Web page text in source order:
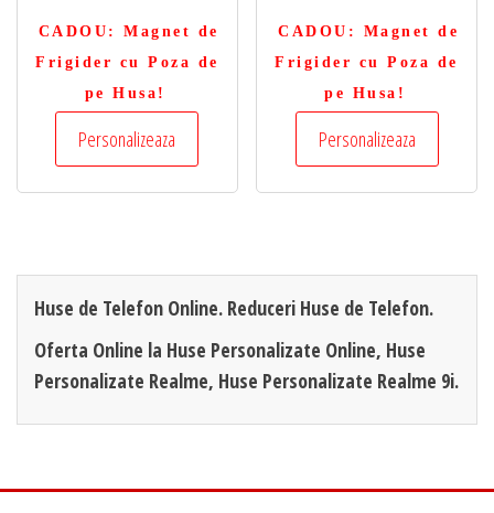
CADOU : Magnet de
Frigider cu Poza de
pe Husa!
Personalizeaza
CADOU : Magnet de
Frigider cu Poza de
pe Husa!
Personalizeaza
Huse de Telefon Online. Reduceri Huse de Telefon.
Oferta Online la Huse Personalizate Online, Huse
Personalizate Realme, Huse Personalizate Realme 9i.